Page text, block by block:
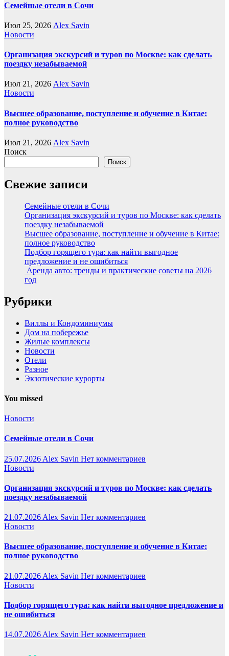
Семейные отели в Сочи
Июл 25, 2026 Alex Savin
Новости
Организация экскурсий и туров по Москве: как сделать
поездку незабываемой
Июл 21, 2026 Alex Savin
Новости
Высшее образование, поступление и обучение в Китае:
полное руководство
Июл 21, 2026 Alex Savin
Поиск
Поиск
Свежие записи
Семейные отели в Сочи
Организация экскурсий и туров по Москве: как сделать
поездку незабываемой
Высшее образование, поступление и обучение в Китае:
полное руководство
Подбор горящего тура: как найти выгодное
предложение и не ошибиться
Аренда авто: тренды и практические советы на 2026
год
Рубрики
Виллы и Кондоминиумы
Дом на побережье
Жилые комплексы
Новости
Отели
Разное
Экзотические курорты
You missed
Новости
Семейные отели в Сочи
25.07.2026 Alex Savin Нет комментариев
Новости
Организация экскурсий и туров по Москве: как сделать
поездку незабываемой
21.07.2026 Alex Savin Нет комментариев
Новости
Высшее образование, поступление и обучение в Китае:
полное руководство
21.07.2026 Alex Savin Нет комментариев
Новости
Подбор горящего тура: как найти выгодное предложение и
не ошибиться
14.07.2026 Alex Savin Нет комментариев